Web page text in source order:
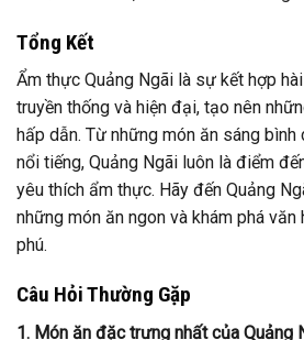
Tổng Kết
Ẩm thực Quảng Ngãi là sự kết hợp
truyền thống và hiện đại, tạo nên
hấp dẫn. Từ những món ăn sáng
nổi tiếng, Quảng Ngãi luôn là điểm
yêu thích ẩm thực. Hãy đến Quảng
những món ăn ngon và khám phá
phú.
Câu Hỏi Thường Gặp
1. Món ăn đặc trưng nhất của Quảng